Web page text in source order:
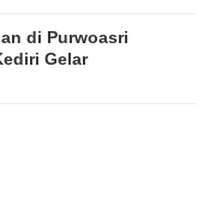
di Purwoasri
Gelar